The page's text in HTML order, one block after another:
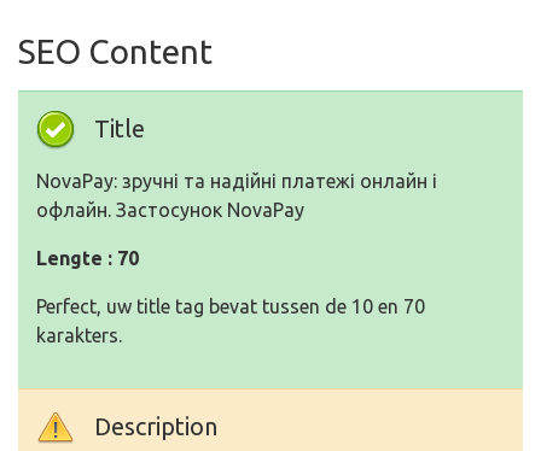
SEO Content
Title
NovaPay: зручні та надійні платежі онлайн і
офлайн. Застосунок NovaPay
Lengte : 70
Perfect, uw title tag bevat tussen de 10 en 70
karakters.
Description